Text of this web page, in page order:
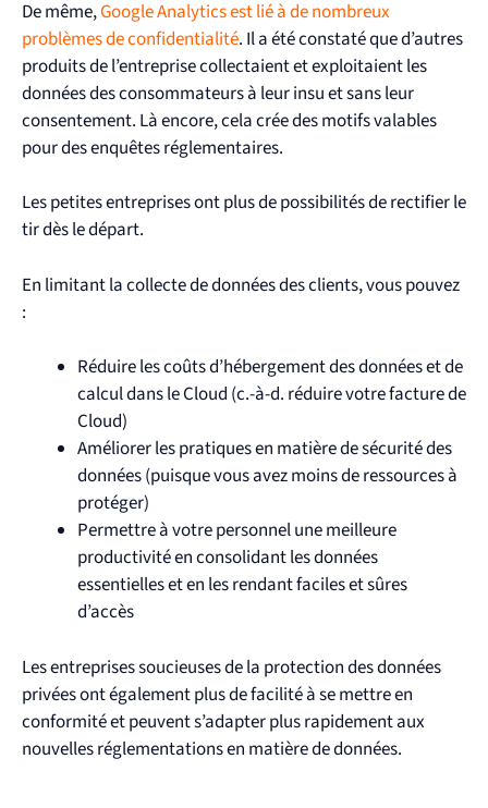
De même,Google Analytics est lié à de nombreux
problèmes de confidentialité. Il a été constaté que d’autres
produits de l’entreprise collectaient et exploitaient les
données des consommateurs à leur insu et sans leur
consentement. Là encore, cela crée des motifs valables
pour des enquêtes réglementaires.
Les petites entreprises ont plus de possibilités de rectifier le
tir dès le départ.
En limitant la collecte de données des clients, vous pouvez
:
Réduire les coûts d’hébergement des données et de
calcul dans le Cloud (c.-à-d. réduire votre facture de
Cloud)
Améliorer les pratiques en matière de sécurité des
données (puisque vous avez moins de ressources à
protéger)
Permettre à votre personnel une meilleure
productivité en consolidant les données
essentielles et en les rendant faciles et sûres
d’accès
Les entreprises soucieuses de la protection des données
privées ont également plus de facilité à se mettre en
conformité et peuvent s’adapter plus rapidement aux
nouvelles réglementations en matière de données.